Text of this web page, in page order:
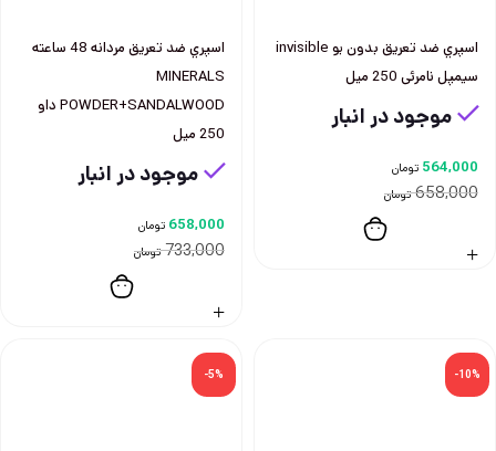
اسپري ضد تعريق بدون بو invisible
سيمپل نامرئی 250 ميل
موجود در انبار
658,000 تومان
564,000 تومان
اسپري ضد تعريق مردانه 48 ساعته
MINERALS
POWDER+SANDALWOOD داو
250 ميل
موجود در انبار
733,000 تومان
658,000 تومان
-10%
-5%